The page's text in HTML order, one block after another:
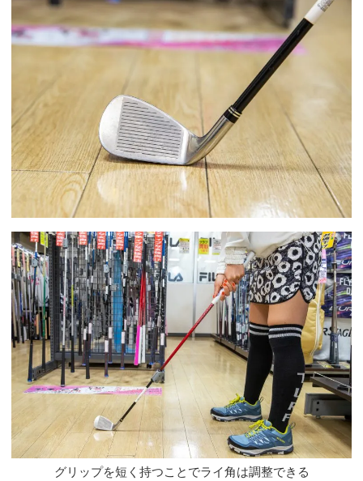
グリップを短く持つことでライ角は調整できる